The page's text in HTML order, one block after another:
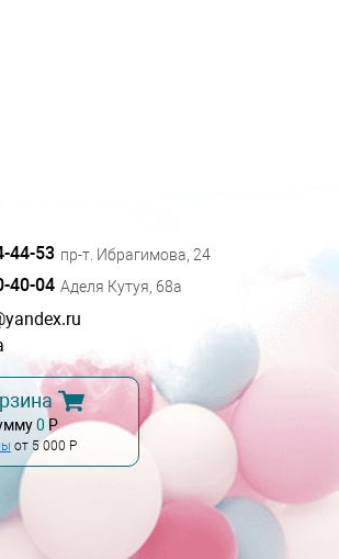
44-53 пр-т. Ибрагимова, 24
40-04 Аделя Кутуя, 68а
0 Р
от 5 000 Р